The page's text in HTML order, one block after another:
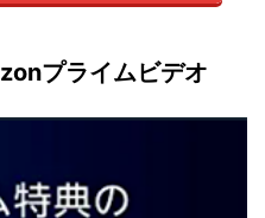
プライムビデオ